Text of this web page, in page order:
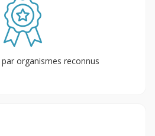
organismes reconnus